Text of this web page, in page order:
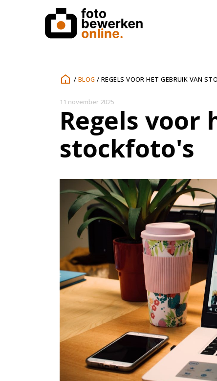
/ BLOG / REGELS VOOR HET GEBRUIK VAN
11 november 2025
Regels voor
stockfoto's